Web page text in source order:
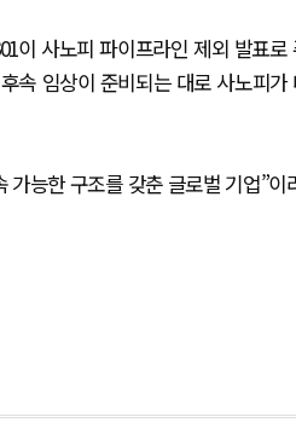
이 사노피 파이프라인 제외 발표
속 임상이 준비되는 대로 사노피
능한 구조를 갖춘 글로벌 기업”이